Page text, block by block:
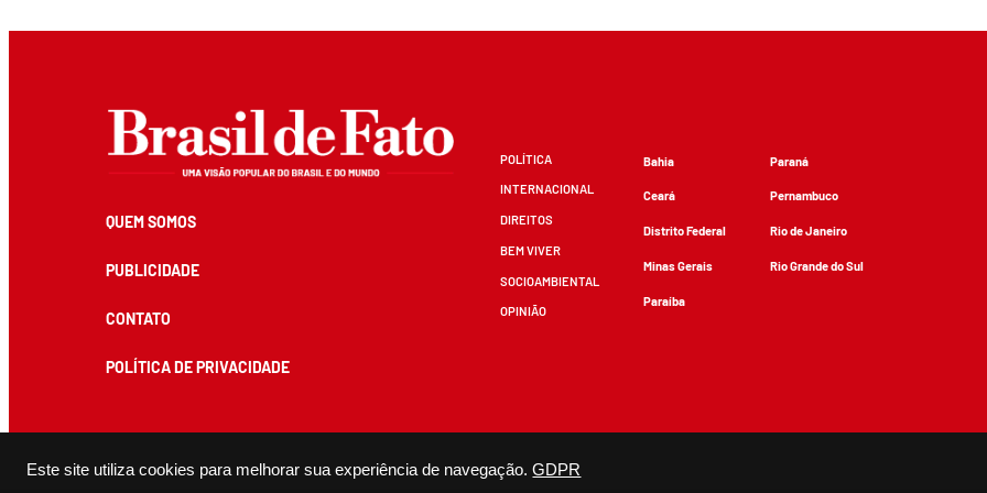
Este site utiliza cookies para melhorar sua experiência de navegação. GDPR
QUEM SOMOS
PUBLICIDADE
CONTATO
POLÍTICA DE PRIVACIDADE
POLÍTICA
INTERNACIONAL
DIREITOS
BEM VIVER
SOCIOAMBIENTAL
OPINIÃO
Bahia
Ceará
Distrito Federal
Minas Gerais
Paraíba
Paraná
Pernambuco
Rio de Janeiro
Rio Grande do Sul